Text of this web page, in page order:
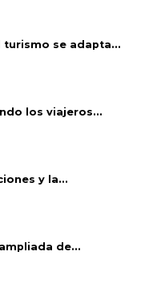
se adapta...
los viajeros...
y la...
de...